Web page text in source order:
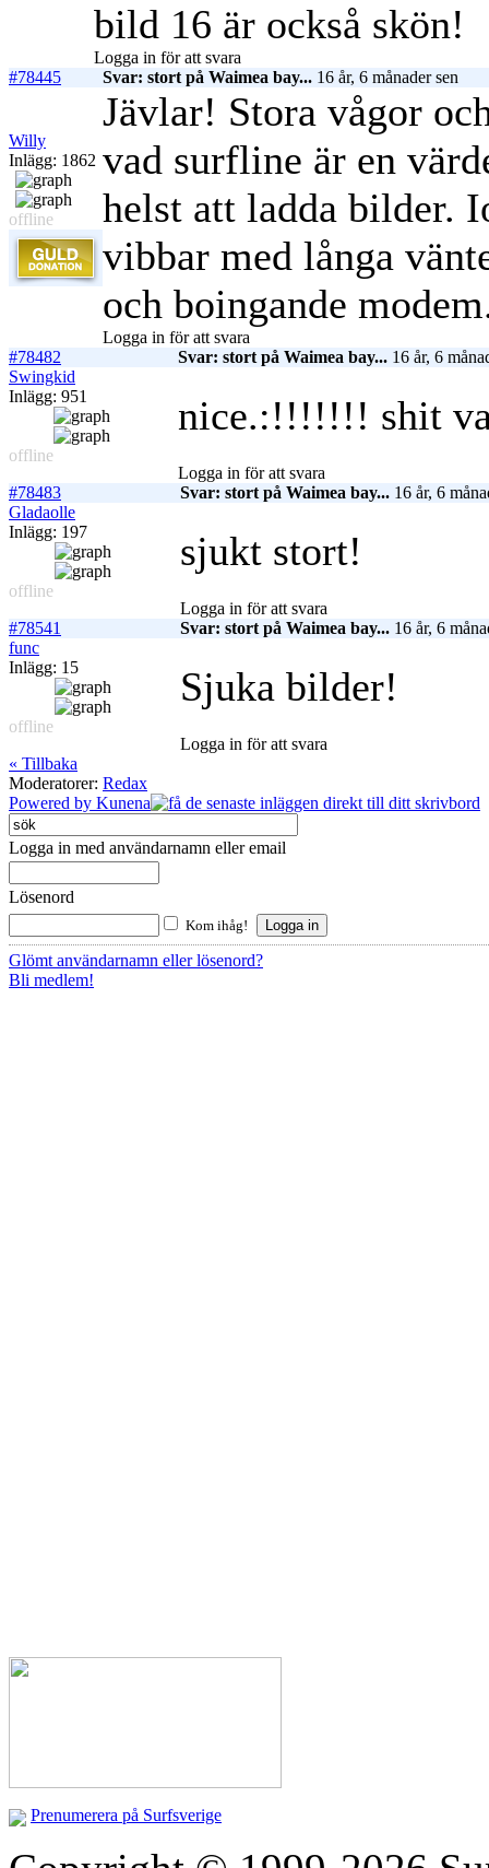
bild 16 är också skön!
Logga in för att svara
#78445
Svar: stort på Waimea bay... 16 år, 6 månader sen
Willy
Inlägg: 1862
offline
Jävlar! Stora vågor
vad surfline är en
helst att ladda bilder.
vibbar med långa
och boingande
Logga in för att svara
#78482
Svar: stort på Waimea bay... 16 år, 6
Swingkid
Inlägg: 951
offline
nice.:!!!!!!! shit
Logga in för att svara
#78483
Svar: stort på Waimea bay... 16 år, 6
Gladaolle
Inlägg: 197
offline
sjukt stort!
Logga in för att svara
#78541
Svar: stort på Waimea bay... 16 år, 6
func
Inlägg: 15
offline
Sjuka bilder!
Logga in för att svara
« Tillbaka
Moderatorer: Redax
Powered by Kunena
Logga in med användarnamn eller email
Lösenord
Kom ihåg!
Glömt användarnamn eller lösenord?
Bli medlem!
Prenumerera på Surfsverige